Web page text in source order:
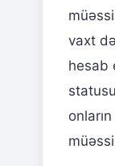
vaxt
hesab